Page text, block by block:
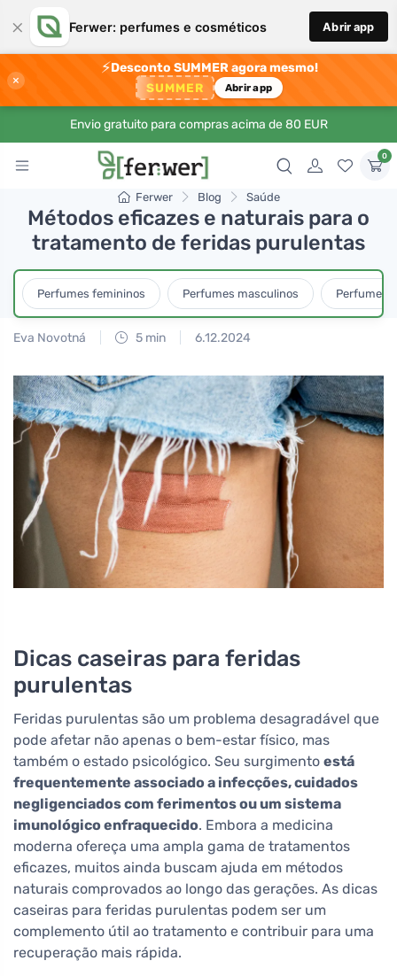
× Ferwer: perfumes e cosméticos Abrir app
×
⚡Desconto SUMMER agora mesmo!
SUMMER Abrir app
Envio gratuito para compras acima de 80 EUR
0
Ferwer Blog Saúde
Métodos eficazes e naturais para o
tratamento de feridas purulentas
Perfumes femininos Perfumes masculinos Perfumes
Eva Novotná 5 min 6.12.2024
Dicas caseiras para feridas
purulentas
Feridas purulentas são um problema desagradável que
pode afetar não apenas o bem-estar físico, mas
também o estado psicológico. Seu surgimento está
frequentemente associado a infecções, cuidados
negligenciados com ferimentos ou um sistema
imunológico enfraquecido. Embora a medicina
moderna ofereça uma ampla gama de tratamentos
eficazes, muitos ainda buscam ajuda em métodos
naturais comprovados ao longo das gerações. As dicas
caseiras para feridas purulentas podem ser um
complemento útil ao tratamento e contribuir para uma
recuperação mais rápida.